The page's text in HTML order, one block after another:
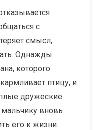
с
смысл,
Однажды
которого
птицу, и
дружеские
вновь
его к жизни.